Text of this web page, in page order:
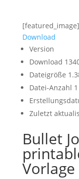
[featured_image]
Download
Version
Download
Dateigröße
Datei-Anzahl 1
Zuletzt
Bullet
Vorlage